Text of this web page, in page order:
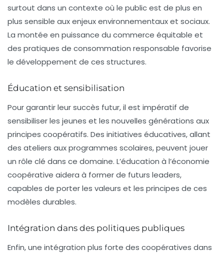
surtout dans un contexte où le public est de plus en
plus sensible aux enjeux environnementaux et sociaux.
La montée en puissance du commerce équitable et
des pratiques de consommation responsable favorise
le développement de ces structures.
Éducation et sensibilisation
Pour garantir leur succès futur, il est impératif de
sensibiliser les jeunes et les nouvelles générations aux
principes coopératifs. Des initiatives éducatives, allant
des ateliers aux programmes scolaires, peuvent jouer
un rôle clé dans ce domaine. L’éducation à l’économie
coopérative aidera à former de futurs leaders,
capables de porter les valeurs et les principes de ces
modèles durables.
Intégration dans des politiques publiques
Enfin, une intégration plus forte des coopératives dans